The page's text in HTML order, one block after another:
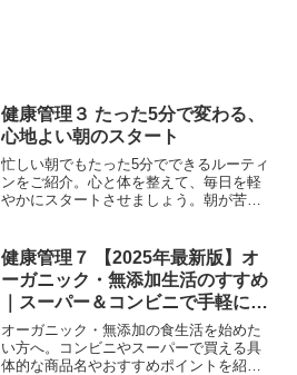
健康管理３ たった5分で変わる、
心地よい朝のスタート
忙しい朝でもたった5分でできるルーティ
ンをご紹介。心と体を整えて、毎日を軽
やかにスタートさせましょう。朝が苦手
morning routine to refresh your body and
mind. Perfect for busy mornings, this
habit can help you start each day with
calm and clarity.
健康管理７ 【2025年最新版】オ
ーガニック・無添加生活のすすめ
｜スーパー＆コンビニで手軽に始
める健康習慣
オーガニック・無添加の食生活を始めた
い方へ。コンビニやスーパーで買える具
体的な商品名やおすすめポイントを紹